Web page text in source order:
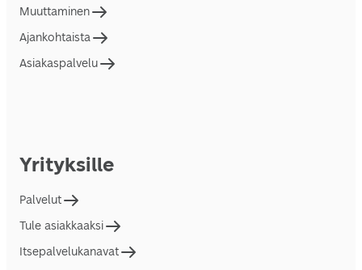
Muuttaminen
Ajankohtaista
Asiakaspalvelu
Yrityksille
Palvelut
Tule asiakkaaksi
Itsepalvelukanavat